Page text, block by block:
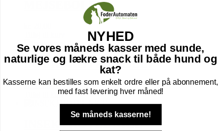
MEJSEBOLDE
INSEKTHOTEL HOLLY
kr.119,00
Tilføj til kurv
INSEKTHOTEL NICE
NYHED
Se vores måneds kasser med sunde,
naturlige og lækre snack til både hund og
kat?
Kasserne kan bestilles som enkelt ordre eller på abonnement,
med fast levering hver måned!
Se måneds kasserne!